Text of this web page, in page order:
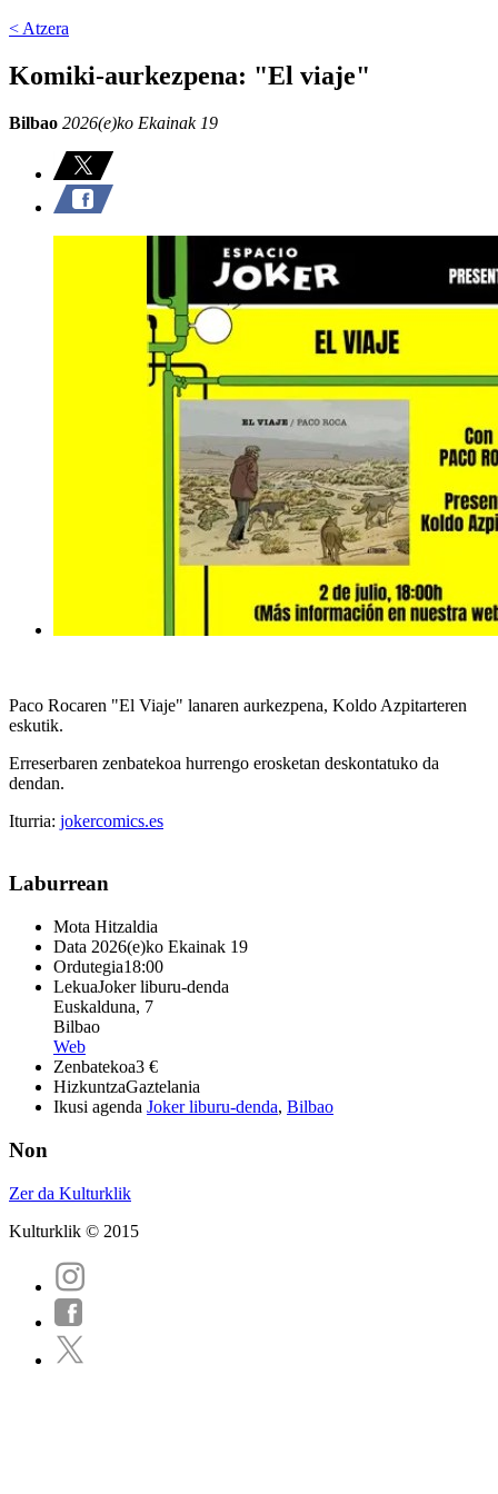
< Atzera
Komiki-aurkezpena: "El viaje"
Bilbao 2026(e)ko Ekainak 19
Paco Rocaren "El Viaje" lanaren aurkezpena, Koldo Azpitarteren
eskutik.
Erreserbaren zenbatekoa hurrengo erosketan deskontatuko da
dendan.
Iturria: jokercomics.es
Laburrean
Mota Hitzaldia
Data 2026(e)ko Ekainak 19
Ordutegia18:00
LekuaJoker liburu-denda
Euskalduna, 7
Bilbao
Web
Zenbatekoa3 €
HizkuntzaGaztelania
Ikusi agenda Joker liburu-denda, Bilbao
Non
Zer da Kulturklik
Kulturklik © 2015